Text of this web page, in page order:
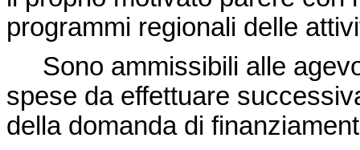
programmi regionali delle
Sono ammissibili alle
spese da effettuare
della domanda di